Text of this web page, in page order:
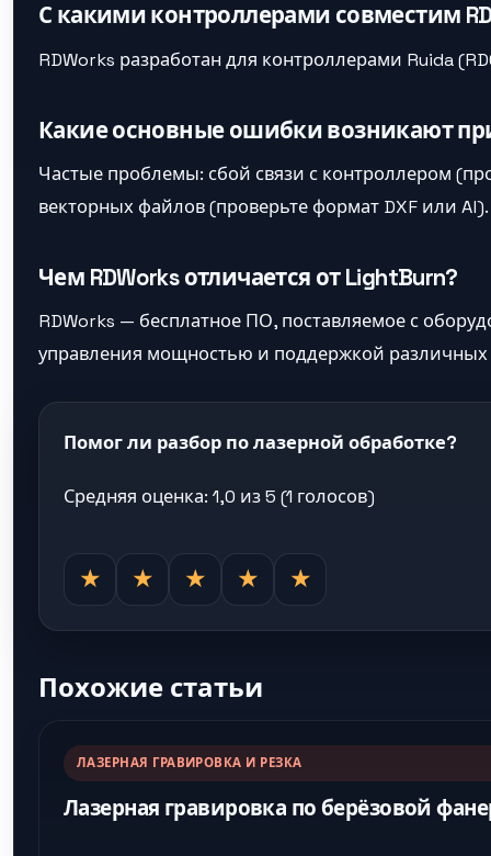
С какими контроллерами совместим
RDWorks разработан для контроллерами Ruida
Какие основные ошибки возникают при
Частые проблемы: сбой связи с контроллером
векторных файлов (проверьте формат DXF или AI).
Чем RDWorks отличается от LightBurn?
RDWorks — бесплатное ПО, поставляемое с
управления мощностью и поддержкой
Помог ли разбор по лазерной обработке?
Средняя оценка: 1,0 из 5 (1 голосов)
★ ★ ★ ★ ★
Похожие статьи
ЛАЗЕРНАЯ ГРАВИРОВКА И РЕЗКА
Лазерная гравировка по берёзовой